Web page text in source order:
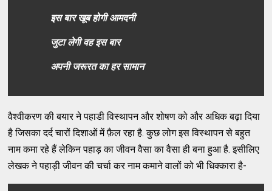
इस बार खूब होगी आमदनी
जुटा लेगी वह इस बार
अपनी जरूरत का हर सामान
वैश्वीकरण की बयार ने पहाडी विस्थापन और शोषण को और अधिक बढ़ा दिया
है जिसका दर्द चारों दिशाओं में फ़ैल रहा है. कुछ लोग इस विस्थापन से बहुत
नाम कमा रहे हैं लेकिन पहाड़ का जीवन वैसा का वैसा ही बना हुआ है. इसीलिए
लेखक ने पहाड़ी जीवन की चर्चा कर नाम कमाने वालों को भी धिक्कारा है-